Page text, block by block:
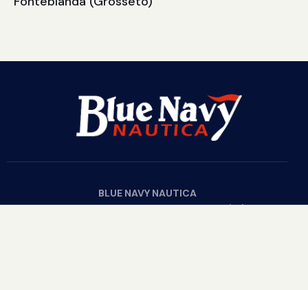
BLUE NAVY NAUTICA
Via G. Velasco s.n.c. – 58015 – Fonteblanda (Gr) Italy